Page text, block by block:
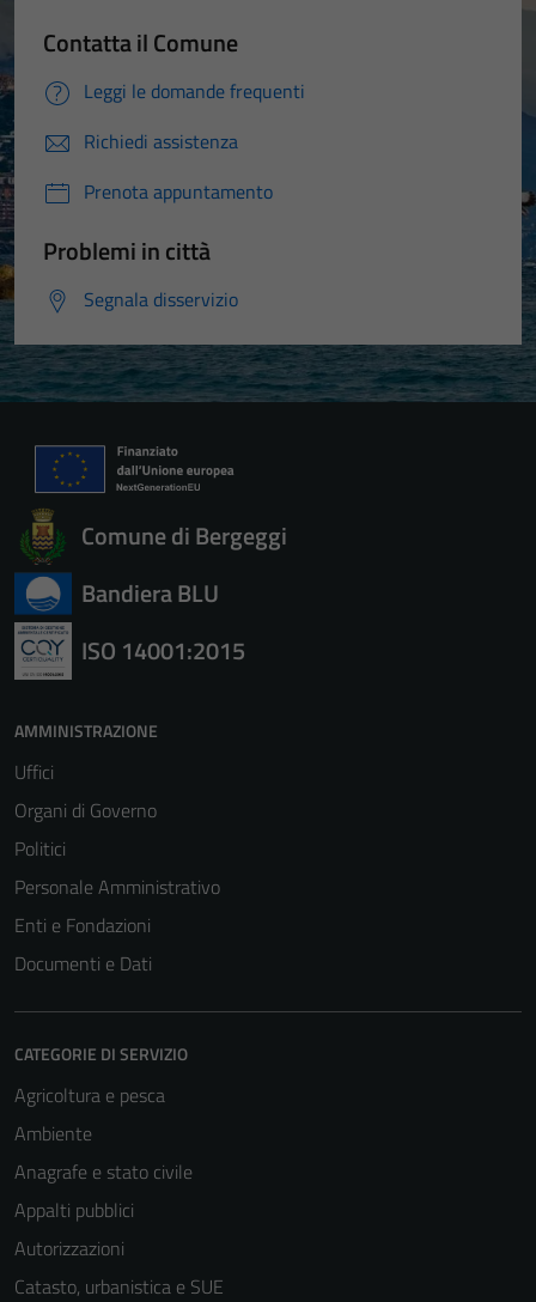
Contatta il Comune
Leggi le domande frequenti
Richiedi assistenza
Prenota appuntamento
Problemi in città
Segnala disservizio
Comune di Bergeggi
Bandiera BLU
ISO 14001:2015
AMMINISTRAZIONE
Uffici
Organi di Governo
Politici
Personale Amministrativo
Enti e Fondazioni
Documenti e Dati
CATEGORIE DI SERVIZIO
Agricoltura e pesca
Ambiente
Anagrafe e stato civile
Appalti pubblici
Autorizzazioni
Catasto, urbanistica e SUE